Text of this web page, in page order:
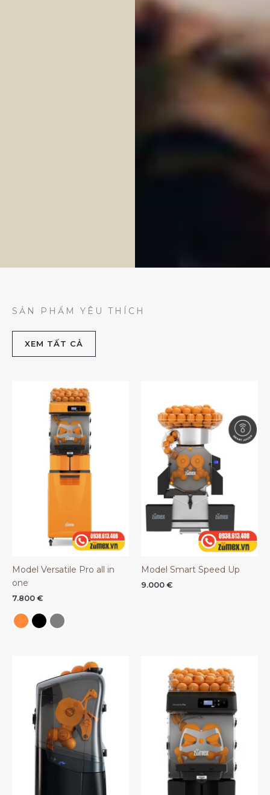
SẢN PHẨM YÊU THÍCH
XEM TẤT CẢ
Model Versatile Pro all in
one
7.800 €
Model Smart Speed Up
9.000 €